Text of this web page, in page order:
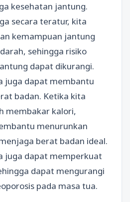
kesehatan jantung.
secara teratur, kita
kemampuan jantung
sehingga risiko
dapat dikurangi.
juga dapat membantu
badan. Ketika kita
membakar kalori,
menurunkan
berat badan ideal.
juga dapat memperkuat
dapat mengurangi
pada masa tua.